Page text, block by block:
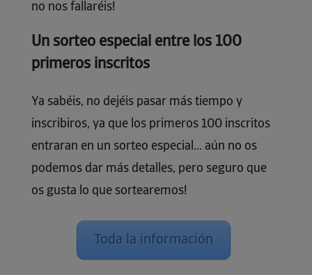
no nos fallaréis!
Un sorteo especial entre los 100
primeros inscritos
Ya sabéis, no dejéis pasar más tiempo y
inscribiros, ya que los primeros 100 inscritos
entraran en un sorteo especial… aún no os
podemos dar más detalles, pero seguro que
os gusta lo que sortearemos!
Toda la información